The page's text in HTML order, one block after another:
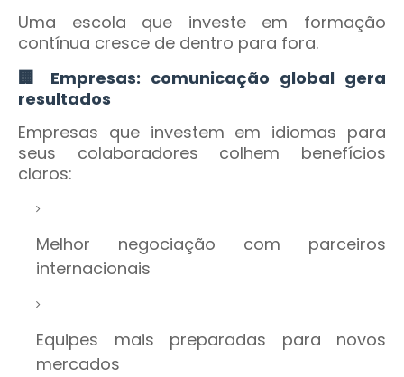
Uma escola que investe em formação
contínua cresce de dentro para fora.
🏢 Empresas: comunicação global gera
resultados
Empresas que investem em idiomas para
seus colaboradores colhem benefícios
claros:
Melhor negociação com parceiros
internacionais
Equipes mais preparadas para novos
mercados